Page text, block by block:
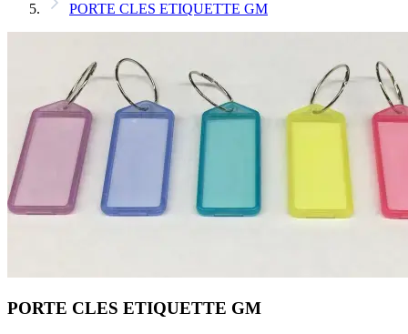
PORTE CLES ETIQUETTE GM
PORTE CLES ETIQUETTE GM